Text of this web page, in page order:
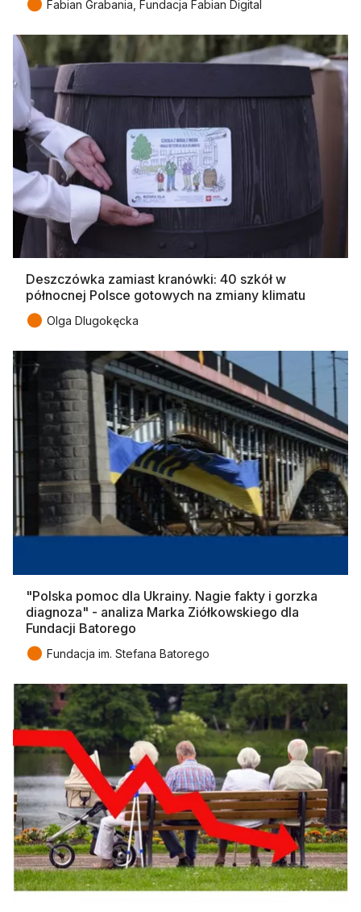
● Fabian Grabania, Fundacja Fabian Digital
Deszczówka zamiast kranówki: 40 szkół w
północnej Polsce gotowych na zmiany klimatu
● Olga Dlugokęcka
"Polska pomoc dla Ukrainy. Nagie fakty i gorzka
diagnoza" - analiza Marka Ziółkowskiego dla
Fundacji Batorego
● Fundacja im. Stefana Batorego